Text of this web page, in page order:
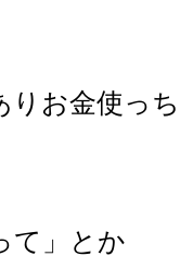
りお金使っ
て」とか